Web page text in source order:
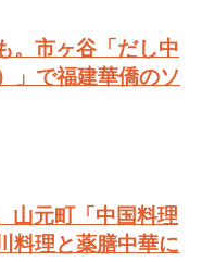
。市ヶ谷「だし中
」で福建華僑のソ
山元町「中国料理
料理と薬膳中華に